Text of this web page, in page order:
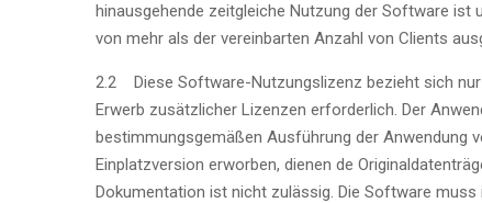
hinausgehende zeitgleiche Nutzung der Software ist
von mehr als der vereinbarten Anzahl von Clients
2.2 Diese Software-Nutzungslizenz bezieht sich nur
Erwerb zusätzlicher Lizenzen erforderlich. Der
bestimmungsgemäßen Ausführung der Anwendung
Einplatzversion erworben, dienen de
Dokumentation ist nicht zulässig. Die Software